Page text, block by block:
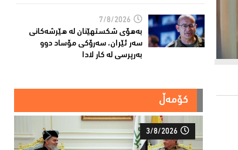
7/8/2026
بەهۆى شکستهێنان لە هێرشەکانى
سەر ئێران، سەرۆكی مۆساد دوو
بەرپرسی لە كار لادا
کۆمەڵ
3/8/2026